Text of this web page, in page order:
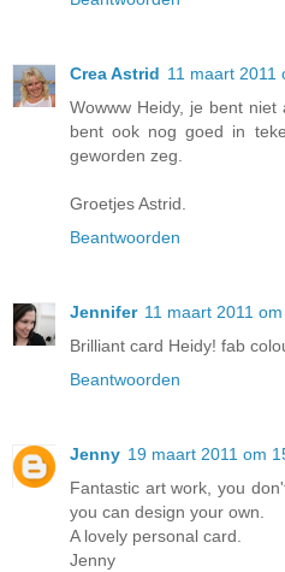
Crea Astrid 11 maart 2011
Wowww Heidy, je bent
bent ook nog goed in
geworden zeg.
Groetjes Astrid.
Beantwoorden
Jennifer 11 maart 2011
Brilliant card Heidy! fab
Beantwoorden
Jenny 19 maart 2011 om
Fantastic art work, you
you can design your own.
A lovely personal card.
Jenny